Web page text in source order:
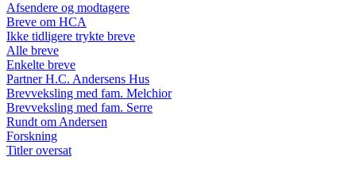
Afsendere og modtagere
Breve om HCA
Ikke tidligere trykte breve
Alle breve
Enkelte breve
Partner H.C. Andersens Hus
Brevveksling med fam. Melchior
Brevveksling med fam. Serre
Rundt om Andersen
Forskning
Titler oversat